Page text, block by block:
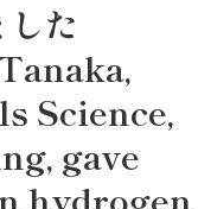
た
Science,
gave
hydrogen